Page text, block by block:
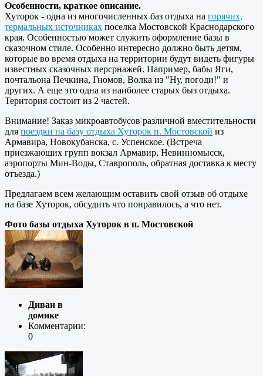
Особенности, краткое описание.
Хуторок - одна из многочисленных баз отдыха на горячих,
термальных источниках поселка Мостовской Краснодарского
края. Особенностью может служить оформление базы в
сказочном стиле. Особенно интересно должно быть детям,
которые во время отдыха на территории будут видеть фигуры
известных сказочных персрнажей. Например, бабы Яги,
почтальона Печкина, Гномов, Волка из "Ну, погоди!" и
других. А еще это одна из наиболее старых быз отдыха.
Територия состоит из 2 частей.
Внимание! Заказ микроавтобусов различной вместительности
для поездки на базу отдыха Хуторок п. Мостовской из
Армавира, Новокубанска, с. Успенское. (Встреча
приезжающих групп вокзал Армавир, Невинномысск,
аэропорты Мин-Воды, Ставрополь, обратная доставка к месту
отъезда.)
Предлагаем всем желающим оставить свой отзыв об отдыхе
на базе Хуторок, обсудить что понравилось, а что нет.
Фото базы отдыха Хуторок в п. Мостовской
Диван в
домике
Комментарии:
0